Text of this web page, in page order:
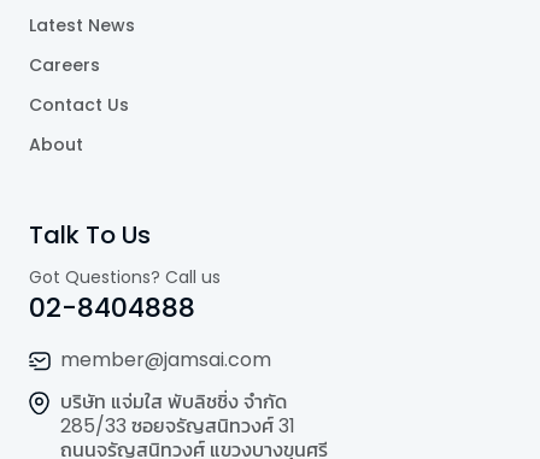
Latest News
Careers
Contact Us
About
Talk To Us
Got Questions? Call us
02-8404888
member@jamsai.com
บริษัท แจ่มใส พับลิชชิ่ง จำกัด
285/33 ซอยจรัญสนิทวงศ์ 31
ถนนจรัญสนิทวงศ์ แขวงบางขุนศรี